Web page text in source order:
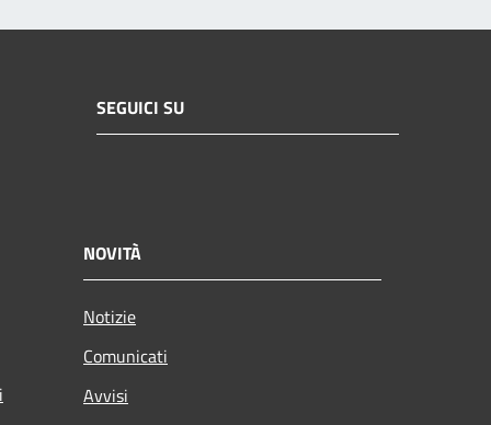
SEGUICI SU
NOVITÀ
Notizie
Comunicati
Avvisi